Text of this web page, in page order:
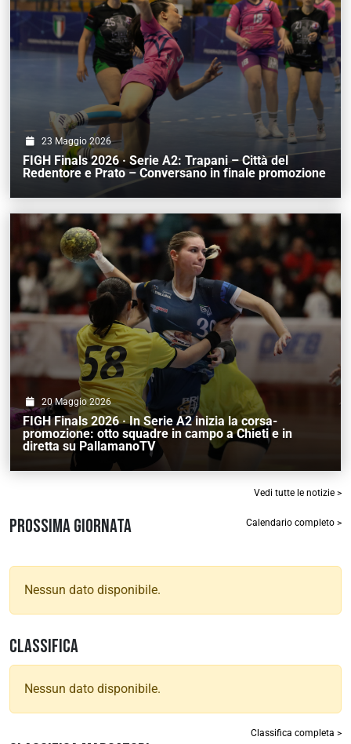
23 Maggio 2026
FIGH Finals 2026 · Serie A2: Trapani – Città del
Redentore e Prato – Conversano in finale promozione
20 Maggio 2026
FIGH Finals 2026 · In Serie A2 inizia la corsa-
promozione: otto squadre in campo a Chieti e in
diretta su PallamanoTV
Vedi tutte le notizie >
PROSSIMA GIORNATA Calendario completo >
Nessun dato disponibile.
CLASSIFICA
Nessun dato disponibile.
Classifica completa >